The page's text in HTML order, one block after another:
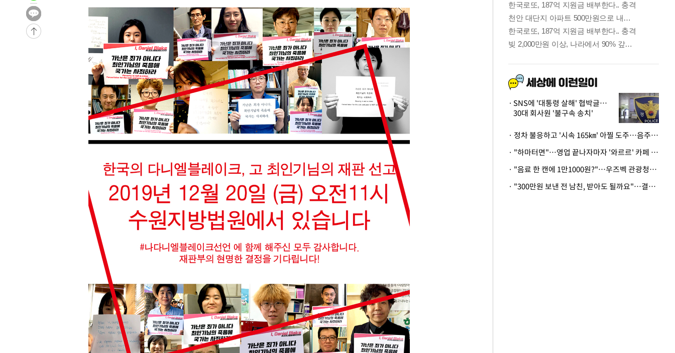
-28287초 전 >
'낮 최고 39도' 불볕더위…한밤 열대야도 계속[내일날씨]
-28246초 전 >
[속보]7~9일 프로야구 3연전도 폭염 취소…11일 재개
-27908초 전 >
"韓 외환시장 개입 관측 배경엔 美의 대한국 무역적자 있어"
'월드컵 탈락 후폭풍' 축구협회…초유의 압수수색에 '충격·당황'
서울 낮 37.9도, 올여름 최고치 경신…영등포 순간 '40도'
[속보]종합특검, 대검 추가 압수수색…내란 중요임무종사 혐의
[속보]코스닥, 800p 회복…0.26% 오른 801.67 마감
[속보]코스피, 301.88포인트(4.58%) 내린 6296.38 마감
[속보]원·달러 환율, 0.7원 내린 1423.8원 마감
"여기 떨어졌다"…다누리, 스페이스X 로켓 달 충돌 흔적 포착
손흥민, 5경기 연속골 실패…LAFC는 승부차기 끝 과달라하라 격파
내일까지 39도 '펄펄'…기상청 "태풍 지나며 폭염 잠시 꺾인다"
트럼프, 한국계 진보 주지사 후보 맹공…"공산주의가 최대 위협"
"美간섭에 합의 지연"…트럼프, '이란 호르무즈 통제권' 수용할까
[속보]산업장관 "李정부, 원전 반대 안해…안정 전력 위해 불가피"
[속보]경찰, '홍명보 선임 논란' 대한축구협회·축구회관 등 압수수색
SNS에 '대통령 살해' 협박글…
30대 회사원 '불구속 송치'
· 정차 불응하고 '시속 165㎞' 아찔 도주…음주운전자 체포
· "하마터면"…영업 끝나자마자 '와르르' 카페 테라스 덮친 대리석 외벽
· "음료 한 캔에 1만1000원?"…우즈벡 관광청까지 나섰다, 유튜버 폭로 후폭풍
· "300만원 보낸 전 남친, 받아도 될까요"…결혼 앞둔 예비신부의 뜻밖 고충